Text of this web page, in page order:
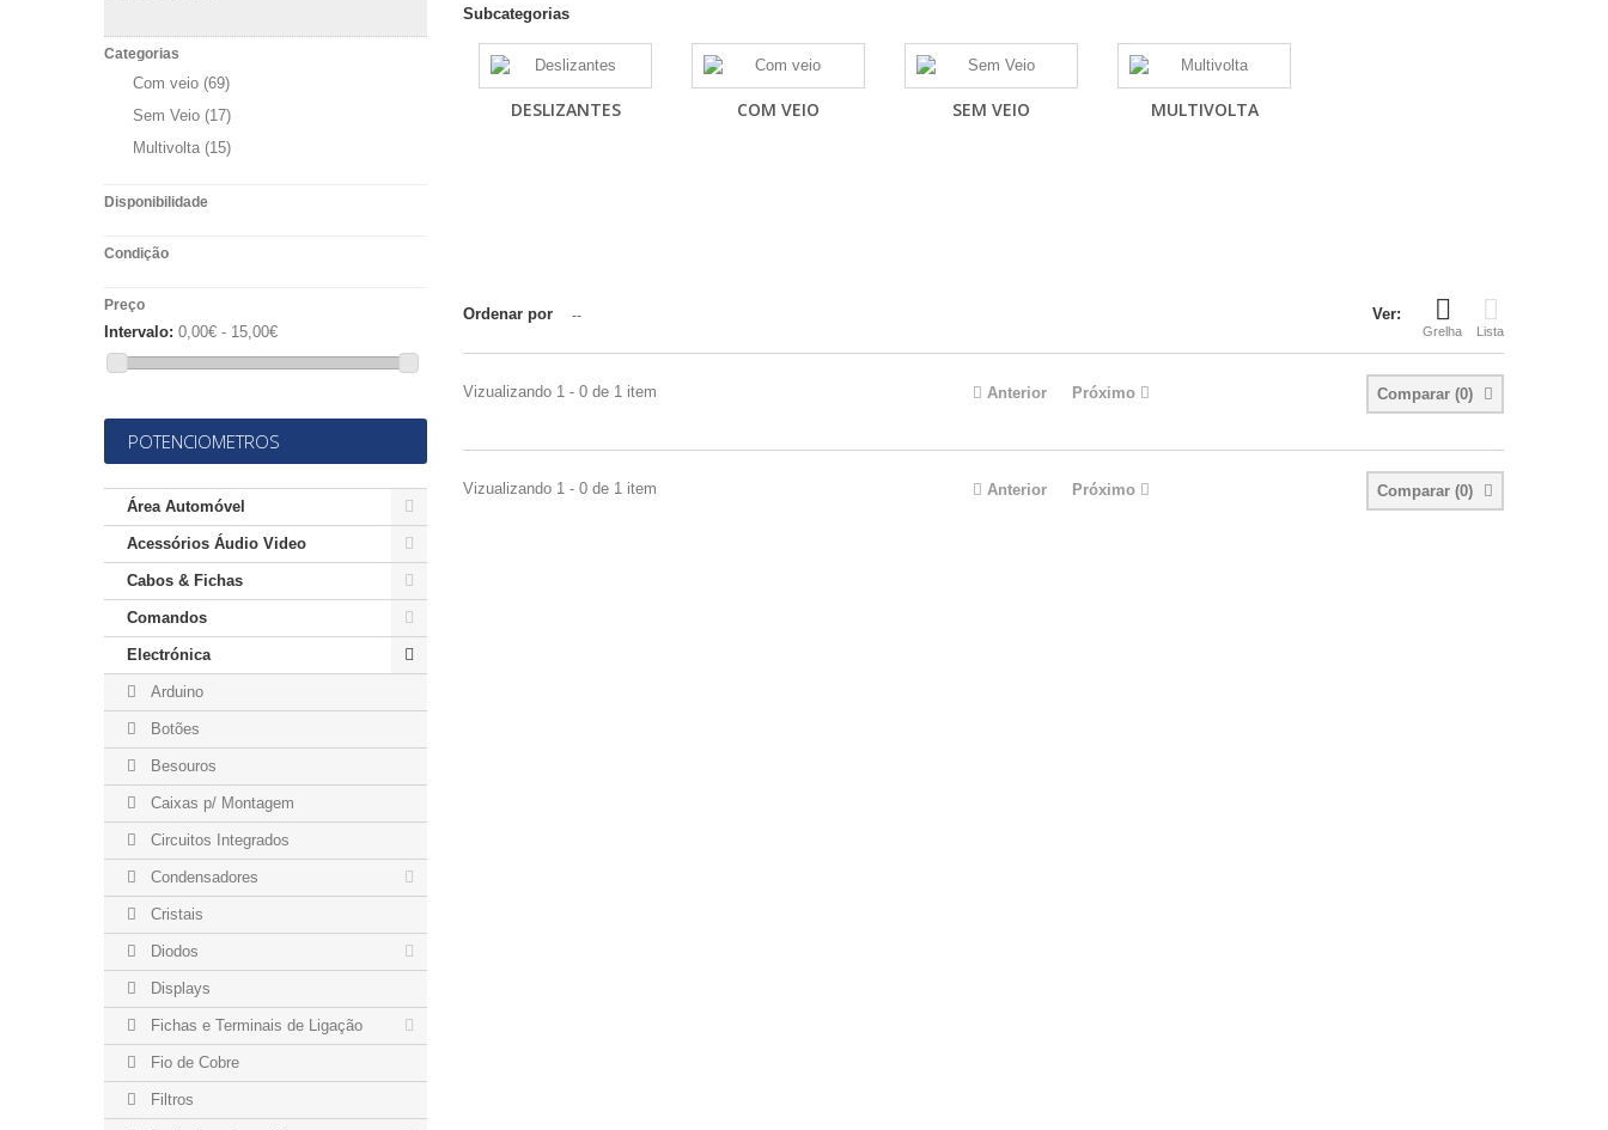
Categorias
Com veio (69)
Sem Veio (17)
Multivolta (15)
Disponibilidade
Condição
Preço
Intervalo: 0,00€ - 15,00€
POTENCIOMETROS
Área Automóvel
Acessórios Áudio Video
Cabos & Fichas
Comandos
Electrónica
Arduino
Botões
Besouros
Caixas p/ Montagem
Circuitos Integrados
Condensadores
Cristais
Diodos
Displays
Fichas e Terminais de Ligação
Fio de Cobre
Filtros
Subcategorias
DESLIZANTES COM VEIO SEM VEIO MULTIVOLTA
Ver:
Grelha Lista
Ordenar por --
Comparar (0)
Vizualizando 1 - 0 de 1 item Anterior Próximo
Comparar (0)
Vizualizando 1 - 0 de 1 item Anterior Próximo